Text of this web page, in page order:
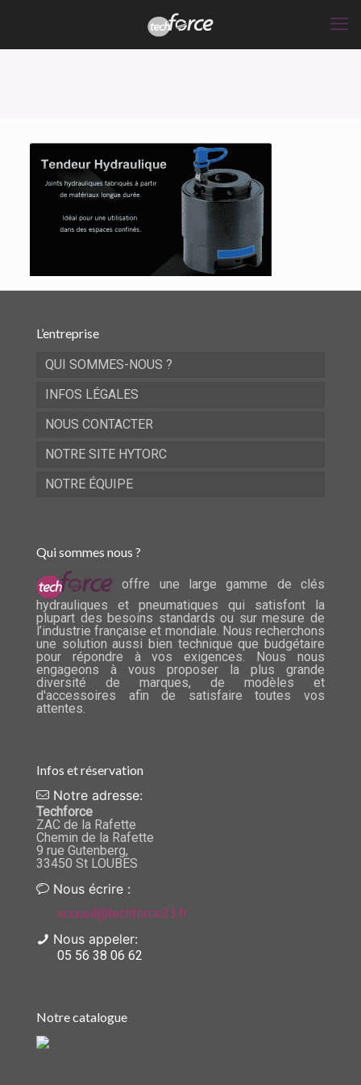
L’entreprise
QUI SOMMES-NOUS ?
INFOS LÉGALES
NOUS CONTACTER
NOTRE SITE HYTORC
NOTRE ÉQUIPE
Qui sommes nous ?
offre une large gamme de clés
hydrauliques et pneumatiques qui satisfont la
plupart des besoins standards ou sur mesure de
l’industrie française et mondiale. Nous recherchons
une solution aussi bien technique que budgétaire
pour répondre à vos exigences. Nous nous
engageons à vous proposer la plus grande
diversité de marques, de modèles et
d'accessoires afin de satisfaire toutes vos
attentes.
Infos et réservation
Notre adresse:
Techforce
ZAC de la Rafette
Chemin de la Rafette
9 rue Gutenberg,
33450 St LOUBES
Nous écrire :
accueil@techforce33.fr
Nous appeler:
05 56 38 06 62
Notre catalogue